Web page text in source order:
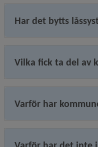
Har det bytts
Vilka fick ta del av
Varför har